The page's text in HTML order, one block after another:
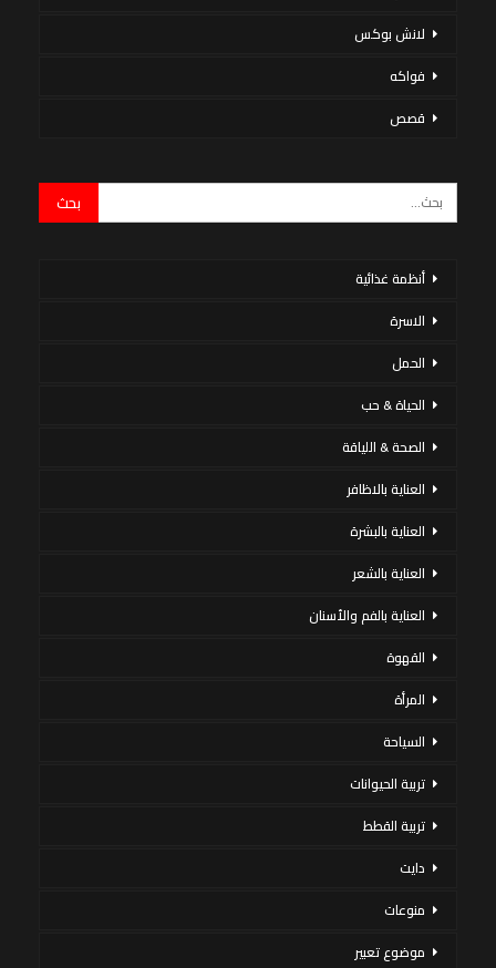
لانش بوكس
فواكه
قصص
أنظمة غذائية
الاسرة
الحمل
الحياة & حب
الصحة & اللياقة
العناية بالاظافر
العناية بالبشرة
العناية بالشعر
العناية بالفم والأسنان
القهوة
المرأة
السياحة
تربية الحيوانات
تربية القطط
دايت
منوعات
موضوع تعبير